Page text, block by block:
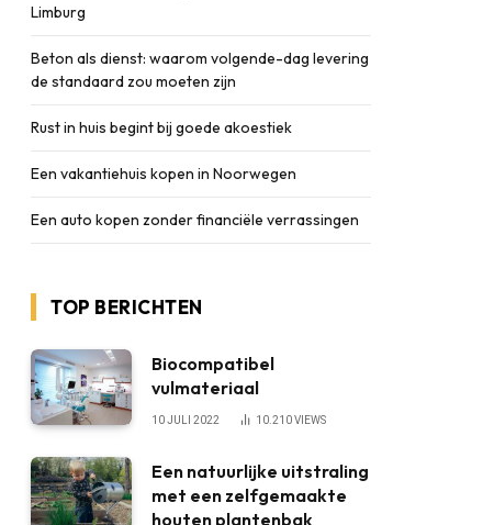
Limburg
Beton als dienst: waarom volgende-dag levering
de standaard zou moeten zijn
Rust in huis begint bij goede akoestiek
Een vakantiehuis kopen in Noorwegen
Een auto kopen zonder financiële verrassingen
TOP BERICHTEN
Biocompatibel
vulmateriaal
10 JULI 2022 10.210VIEWS
Een natuurlijke uitstraling
met een zelfgemaakte
houten plantenbak